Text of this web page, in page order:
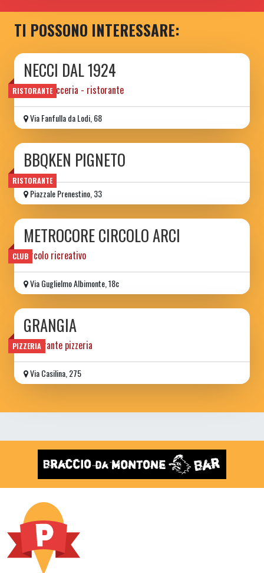
TI POSSONO INTERESSARE:
RISTORANTE
NECCI DAL 1924
bar pasticceria - ristorante
Via Fanfulla da Lodi, 68
RISTORANTE
BBQKEN PIGNETO
Piazzale Prenestino, 33
CLUB
METROCORE CIRCOLO ARCI
circolo ricreativo
Via Guglielmo Albimonte, 18c
PIZZERIA
GRANGIA
Ristorante pizzeria
Via Casilina, 275